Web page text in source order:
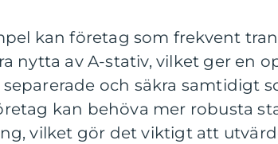
kan företag som frekvent
nytta av A-stativ, vilket ger en
och säkra samtidigt
kan behöva mer robusta
vilket gör det viktigt att